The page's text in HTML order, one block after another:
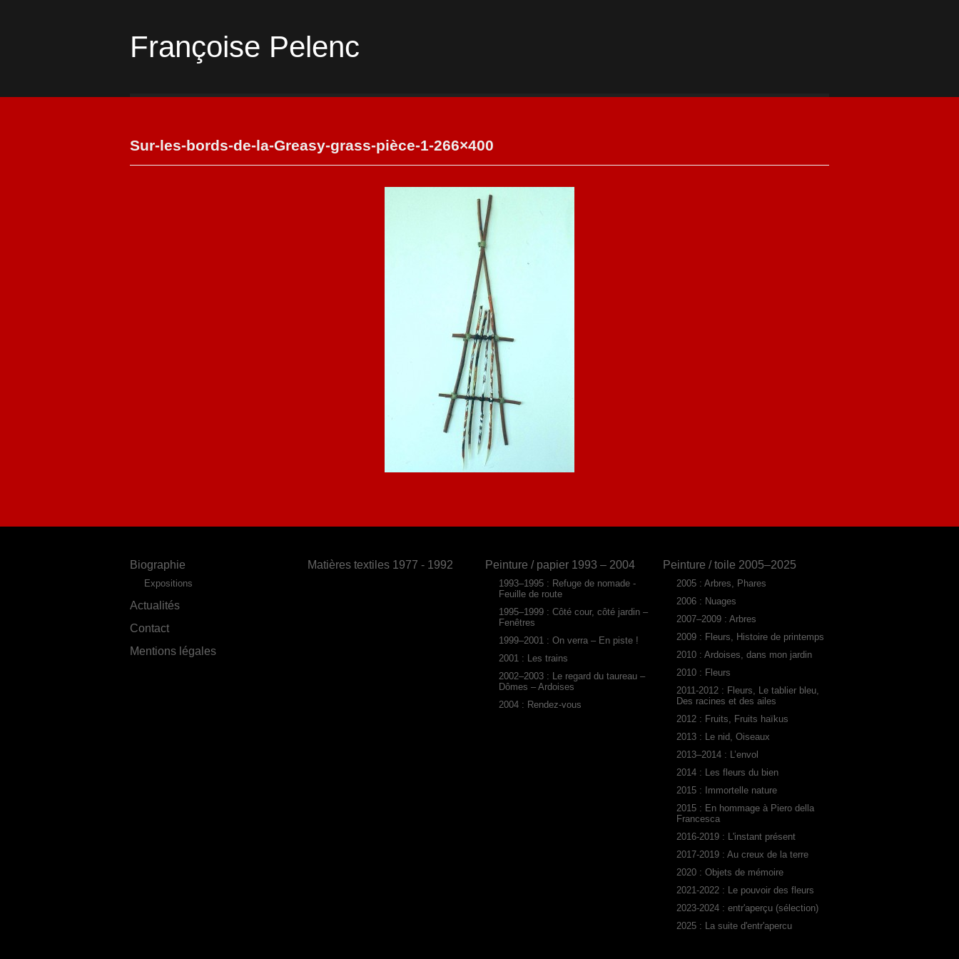
Françoise Pelenc
Sur-les-bords-de-la-Greasy-grass-pièce-1-266×400
Biographie
Expositions
Actualités
Contact
Mentions légales
Matières textiles 1977 - 1992 Peinture / papier 1993 – 2004
1993–1995 : Refuge de nomade -
Feuille de route
1995–1999 : Côté cour, côté jardin –
Fenêtres
1999–2001 : On verra – En piste !
2001 : Les trains
2002–2003 : Le regard du taureau –
Dômes – Ardoises
2004 : Rendez-vous
Peinture / toile 2005–2025
2005 : Arbres, Phares
2006 : Nuages
2007–2009 : Arbres
2009 : Fleurs, Histoire de printemps
2010 : Ardoises, dans mon jardin
2010 : Fleurs
2011-2012 : Fleurs, Le tablier bleu,
Des racines et des ailes
2012 : Fruits, Fruits haïkus
2013 : Le nid, Oiseaux
2013–2014 : L’envol
2014 : Les fleurs du bien
2015 : Immortelle nature
2015 : En hommage à Piero della
Francesca
2016-2019 : L'instant présent
2017-2019 : Au creux de la terre
2020 : Objets de mémoire
2021-2022 : Le pouvoir des fleurs
2023-2024 : entr'aperçu (sélection)
2025 : La suite d'entr'apercu